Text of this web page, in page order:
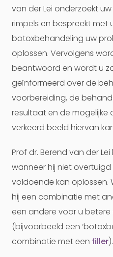
van der Lei onderzoekt
rimpels en bespreekt met
botoxbehandeling uw
oplossen. Vervolgens
beantwoord en wordt u
geïnformeerd over de
voorbereiding, de
resultaat en de mogelijke
verkeerd beeld hiervan
Prof dr. Berend van der
wanneer hij niet
voldoende kan oplossen.
hij een combinatie met
een andere voor u
(bijvoorbeeld een
combinatie met een filler).